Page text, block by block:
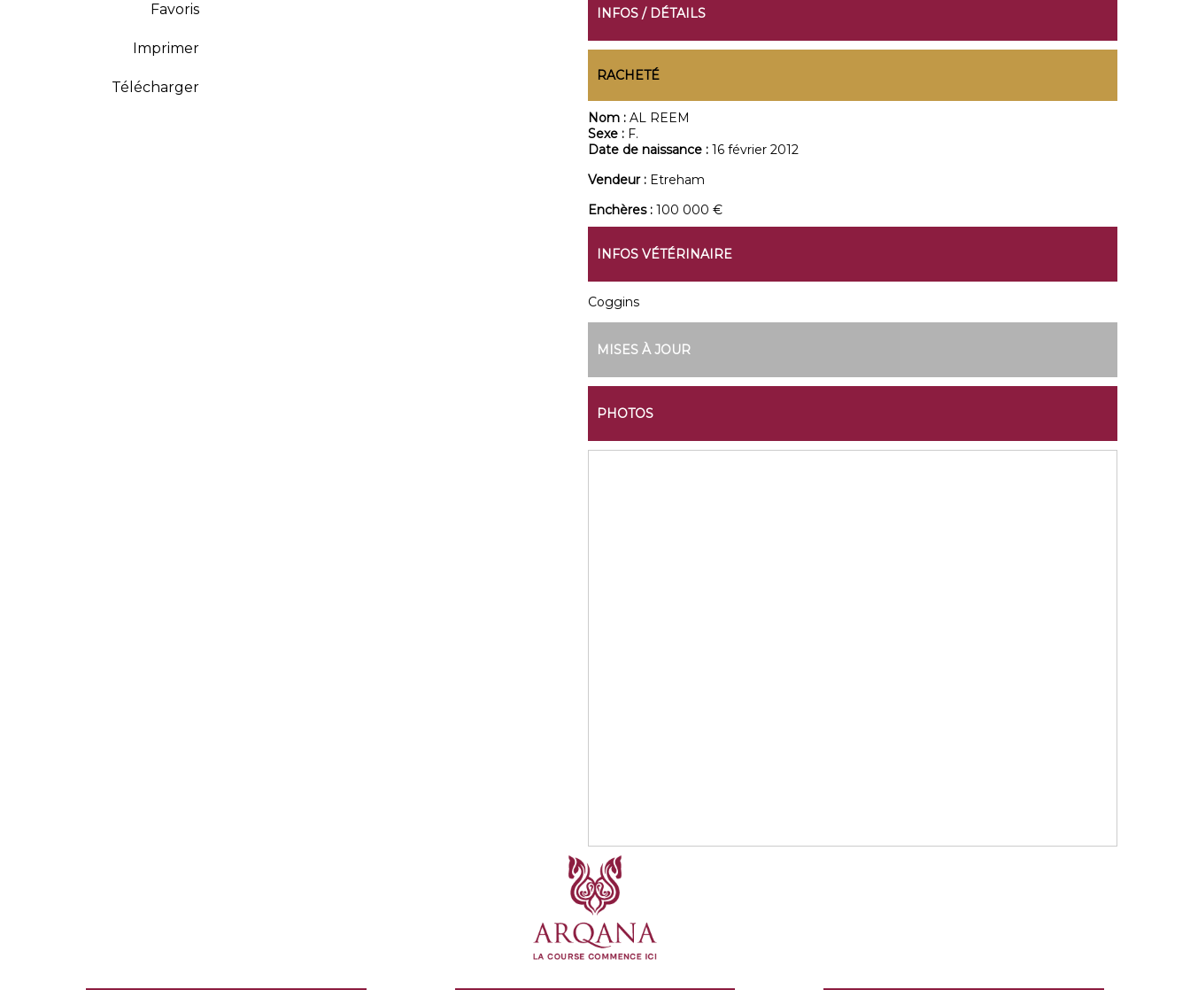
Favoris
Imprimer
Télécharger
INFOS / DÉTAILS
RACHETÉ
Nom : AL REEM
Sexe : F.
Date de naissance : 16 février 2012
Vendeur : Etreham
Enchères : 100 000 €
INFOS VÉTÉRINAIRE
Coggins
MISES À JOUR
PHOTOS